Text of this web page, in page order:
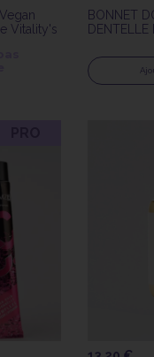
Vitality's
BONNET
DENTELLE